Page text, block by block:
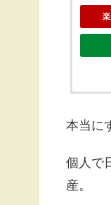
本当に
個人で
産。